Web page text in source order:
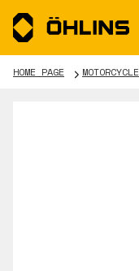
HOME PAGE MOTORCYCLE